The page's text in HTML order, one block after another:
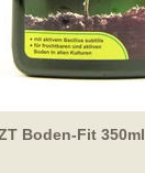
Boden-Fit 350ml